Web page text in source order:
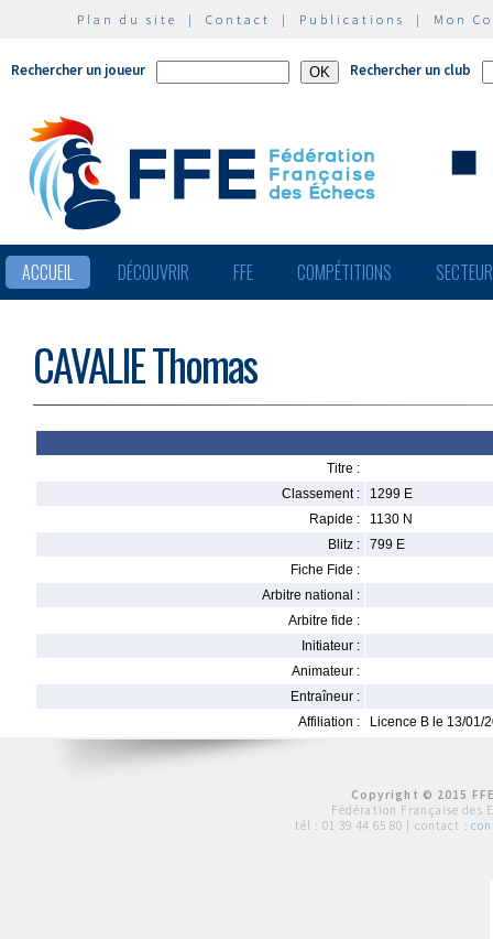
Plan du site | Contact | Publications | Mon
Rechercher un joueur Rechercher un club
ACCUEIL DÉCOUVRIR FFE COMPÉTITIONS
CAVALIE Thomas
Titre :
Classement :
1299 E
Rapide :
1130 N
Blitz :
799 E
Fiche Fide :
Arbitre national :
Arbitre fide :
Initiateur :
Animateur :
Entraîneur :
Affiliation :
Licence B le 13/01/
Copyright © 2015
Fédération Française des
tél : 01 39 44 65 80 | contact :